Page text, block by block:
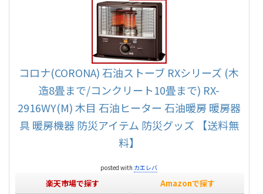
コロナ(CORONA) 石油ストーブ RXシリーズ (木
造8畳まで/コンクリート10畳まで) RX-
2916WY(M) 木目 石油ヒーター 石油暖房 暖房器
具 暖房機器 防災アイテム 防災グッズ 【送料無
料】
posted with カエレバ
楽天市場で探す Amazonで探す